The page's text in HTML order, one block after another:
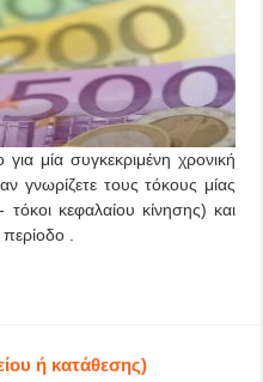
μία συγκεκριμένη χρονική
γνωρίζετε τους τόκους μίας
κεφαλαίου κίνησης) και
.
ή κατάθεσης)